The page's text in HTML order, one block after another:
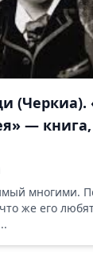
(Черкиа).
—
многими.
же его